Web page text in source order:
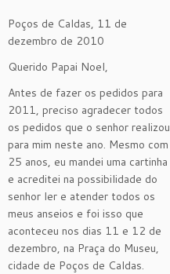
Poços de Caldas, 11 de
dezembro de 2010
Querido Papai Noel,
Antes de fazer os pedidos para
2011, preciso agradecer todos
os pedidos que o senhor realizou
para mim neste ano. Mesmo com
25 anos, eu mandei uma cartinha
e acreditei na possibilidade do
senhor ler e atender todos os
meus anseios e foi isso que
aconteceu nos dias 11 e 12 de
dezembro, na Praça do Museu,
cidade de Poços de Caldas.